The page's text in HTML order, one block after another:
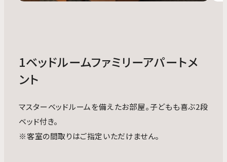
1ベッドルームファミリーアパートメ
ント
マスターベッドルームを備えたお部屋。子どもも喜ぶ2段
ベッド付き。
※客室の間取りはご指定いただけません。